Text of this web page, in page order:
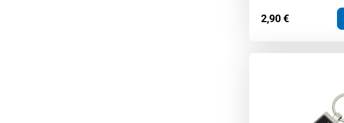
2,90€